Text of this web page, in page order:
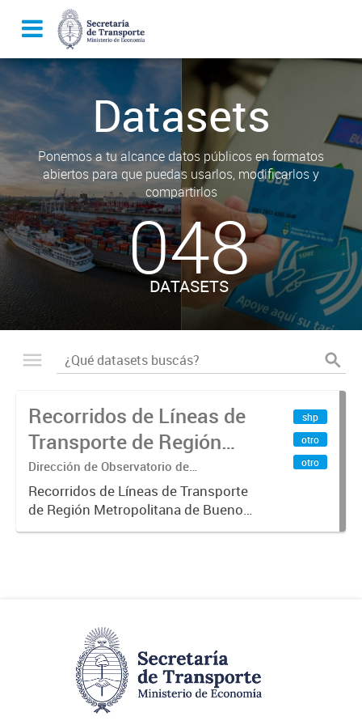
Datasets
Ponemos a tu alcance datos públicos en formatos
abiertos para que puedas usarlos, modificarlos y
compartirlos
048
DATASETS
Recorridos de Líneas de
Transporte de Región
Metropolitana de
Buenos Aires (RMBA)
Dirección de Observatorio de
Transporte, Estudio y Sistemas
Recorridos de Líneas de Transporte
de Región Metropolitana de Buenos
Aires (RMBA).-
shp
otro
otro